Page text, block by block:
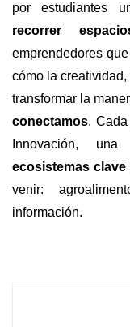
por estudiantes
recorrer
emprendedores
cómo la
transformar la
conectamos.
Innovación,
ecosistemas clave
venir:
información.